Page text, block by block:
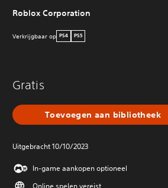
Roblox Corporation
Verkrijgbaar op PS4 PS5
Gratis
Toevoegen aan bibliotheek
Uitgebracht 10/10/2023
In-game aankopen optioneel
Online spelen vereist